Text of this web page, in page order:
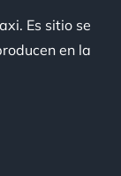
Es sitio se
en la